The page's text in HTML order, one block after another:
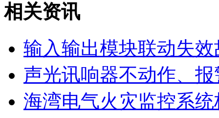
相关资讯
输入输出模块联动失效
声光讯响器不动作、
海湾电气火灾监控系